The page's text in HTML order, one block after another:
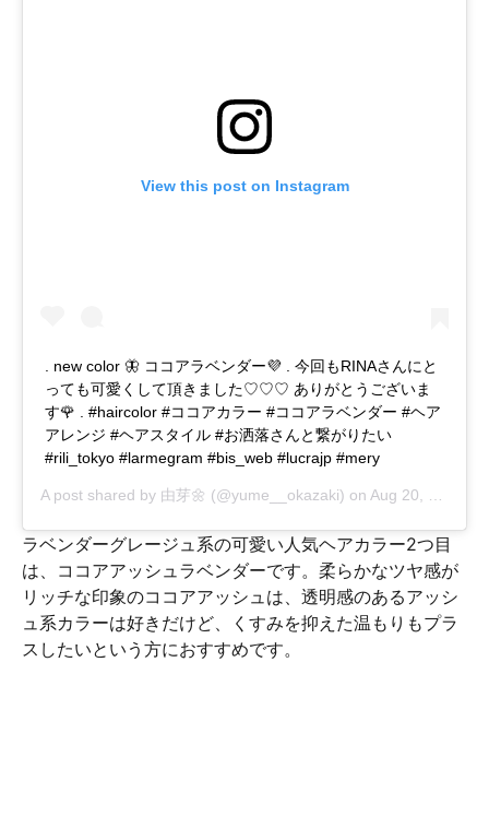
View this post on Instagram
. new color 🦋 ココアラベンダー💜 . 今回もRINAさんにと
っても可愛くして頂きました♡♡♡ ありがとうございま
す🌹 . #haircolor #ココアカラー #ココアラベンダー #ヘア
アレンジ #ヘアスタイル #お洒落さんと繋がりたい
#rili_tokyo #larmegram #bis_web #lucrajp #mery
A post shared by 由芽🌼 (@yume__okazaki) on Aug 20, 2018 at 8:47pm PDT
ラベンダーグレージュ系の可愛い人気ヘアカラー2つ目
は、ココアアッシュラベンダーです。柔らかなツヤ感が
リッチな印象のココアアッシュは、透明感のあるアッシ
ュ系カラーは好きだけど、くすみを抑えた温もりもプラ
スしたいという方におすすめです。